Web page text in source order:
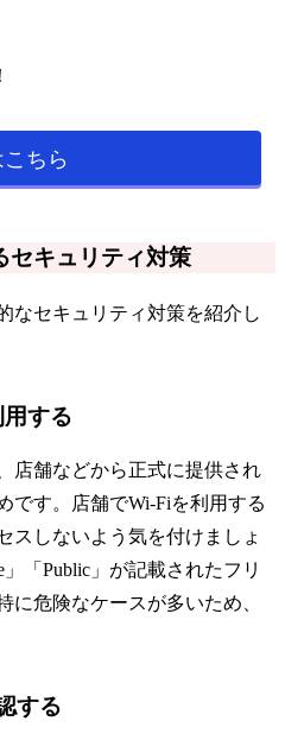
ちら
セキュリティ対策
なセキュリティ対策を紹介し
する
店舗などから正式に提供され
です。店舗でWi-Fiを利用する
スしないよう気を付けましょ
「Public」が記載されたフリ
に危険なケースが多いため、
する